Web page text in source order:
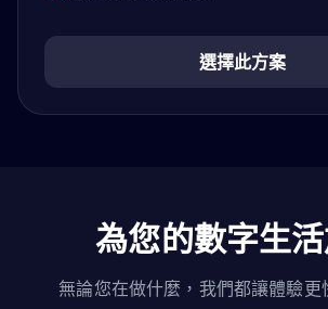
選擇此方案
為您的數字生
無論您在做什麼，我們都讓體驗更